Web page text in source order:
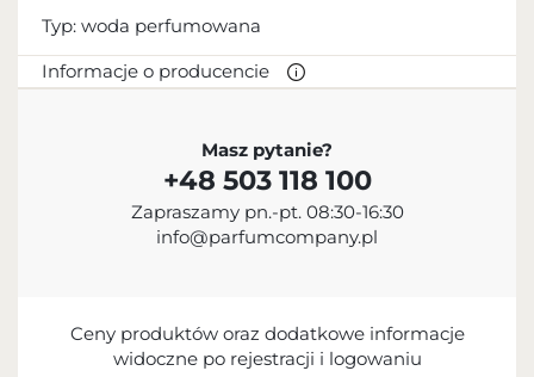
Typ: woda perfumowana
Informacje o producencie
Sterling Parfums LLC
+9714 885 5588
info@sterling.ae
IMPORTER
Masz pytanie?
+48 503 118 100
Zapraszamy pn.-pt. 08:30-16:30
info@parfumcompany.pl
Ceny produktów oraz dodatkowe informacje
widoczne po rejestracji i logowaniu